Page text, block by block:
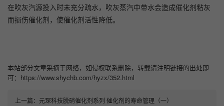
在吹灰汽源投入时未充分疏水，吹灰蒸汽中带水会造成催化剂粘灰
而损伤催化剂，使催化剂活性降低。
本站部分文章采摘于网络，如侵权联系删除，转载请注明链接的出处即
可：https://www.shychb.com/hyzx/352.html
上一篇： 元琛科技脱硝催化剂系列 催化剂的寿命管理（一）